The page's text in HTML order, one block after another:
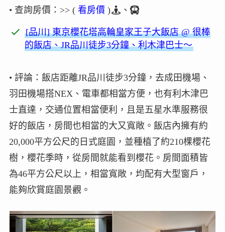
• 查詢房價：>> ( 看房價 ) 、
[品川] 東京櫻花塔高輪皇家王子大飯店 @ 很棒
的飯店、JR品川徒步3分鐘、利木津巴士～
• 評論：飯店距離JR品川徒步3分鐘，去成田機場、
羽田機場搭NEX、電車都相當方便，也有利木津巴
士直達，交通位置相當便利，且是五星水準服務很
好的飯店，房間也相當的大又寬敞。飯店內擁有約
20,000平方公尺的日式庭園，並種植了約210棵櫻花
樹，櫻花季時，從房間就能看到櫻花。房間面積皆
為46平方公尺以上，相當寬敞，均配有大型窗戶，
能夠欣賞庭園景觀。